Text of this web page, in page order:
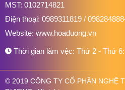
MST: 0102714821
Điện thoại: 0989311819 /
Website: www.hoaduong.vn
Thời gian làm vệc: Thứ 2 - Thứ
© 2019 CÔNG TY CỔ PHẦN NGHỆ